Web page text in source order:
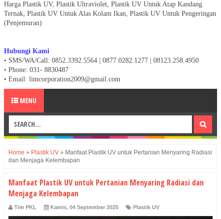
Harga Plastik UV, Plastik Ultraviolet, Plastik UV Untuk Atap Kandang
Ternak, Plastik UV Untuk Alas Kolam Ikan, Plastik UV Untuk Pengeringan
(Penjemuran)
Hubungi Kami
• SMS/WA/Call: 0852.3392.5564 | 0877.0282.1277 | 08123.258.4950
• Phone: 031- 8830487
• Email: limcorporation2009@gmail.com
MENU
Home » Plastik UV » Manfaat Plastik UV untuk Pertanian Menyaring Radiasi
dan Menjaga Kelembapan
Manfaat Plastik UV untuk Pertanian Menyaring Radiasi dan
Menjaga Kelembapan
Tim PKL Kamis, 04 September 2025 Plastik UV